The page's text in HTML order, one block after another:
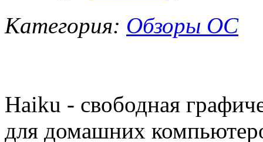
Категория: Обзоры ОС
Haiku - свободная
для домашних